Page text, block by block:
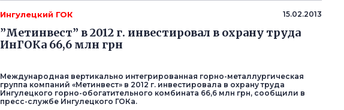
Ингулецкий ГОК 15.02.2013
”Метинвест” в 2012 г. инвестировал в охрану труда
ИнГОКа 66,6 млн грн
Международная вертикально интегрированная горно-металлургическая
группа компаний «Метинвест» в 2012 г. инвестировала в охрану труда
Ингулецкого горно-обогатительного комбината 66,6 млн грн, сообщили в
пресс-службе Ингулецкого ГОКа.